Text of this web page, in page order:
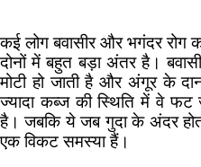
कई लोग बवासीर और भगंदर
दोनों में बहुत बड़ा अंतर है।
मोटी हो जाती है और अंगूर के
ज्यादा कब्ज की स्थिति में वे
है। जबकि ये जब गुदा के अंदर
एक विकट समस्या हैं।